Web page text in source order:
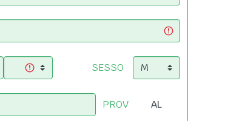
SESSO
PROV